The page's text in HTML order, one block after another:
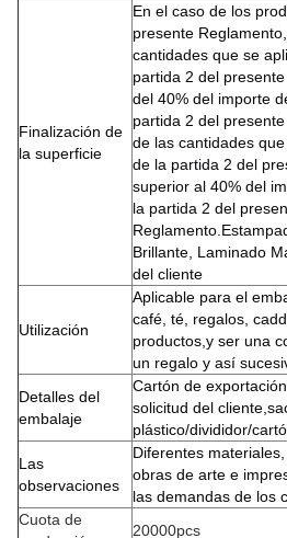
Finalización de
la superficie
En el caso de los
presente
cantidades que se
partida 2 del
del 40% del importe
partida 2 del
de las cantidades
de la partida 2 del
superior al 40% del
la partida 2 del
Brillante, Laminado
del cliente
Utilización
Aplicable para el
café, té, regalos,
productos,y ser una
un regalo y así
Detalles del
embalaje
Cartón de
solicitud del
plástico/divididor/
Las
observaciones
Diferentes
obras de arte e
las demandas de los
Cuota de
20000pcs